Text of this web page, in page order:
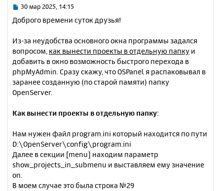
С
о
щ
е
н
е
30 мар 2025, 14:15
Доброго времени суток друзья!
Из-за неудобства основного окна программы задался
вопросом, как вынести проекты в отдельную папку и
добавить в окно возможность быстрого перехода в
phpMyAdmin. Сразу скажу, что OSPanel я распаковывал в
заранее созданную (по старой памяти) папку
OpenServer.
Как вынести проекты в отдельную папку:
Нам нужен файл program.ini который находится по пути
D:\OpenServer\config\program.ini
Далее в секции [menu] находим параметр
show_projects_in_submenu и выставляем ему значение
on.
В моем случае это была строка №29